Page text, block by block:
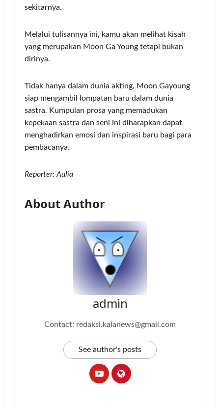
sekitarnya.
Melalui tulisannya ini, kamu akan melihat kisah
yang merupakan Moon Ga Young tetapi bukan
dirinya.
Tidak hanya dalam dunia akting, Moon Gayoung
siap mengambil lompatan baru dalam dunia
sastra. Kumpulan prosa yang memadukan
kepekaan sastra dan seni ini diharapkan dapat
menghadirkan emosi dan inspirasi baru bagi para
pembacanya.
Reporter: Aulia
About Author
admin
Contact: redaksi.kalanews@gmail.com
See author's posts